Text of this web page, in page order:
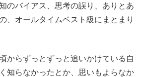
のバイアス、思考の誤り、ありとあ
、オールタイムベスト級にまとまり
からずっとずっと追いかけている自
知らなかったとか、思いもよらなか